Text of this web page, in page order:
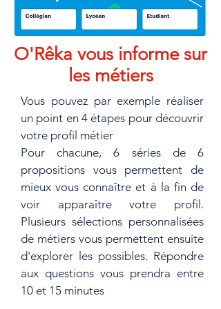
O'Rêka vous informe sur
les métiers
Vous pouvez par exemple réaliser
un point en 4 étapes pour découvrir
votre profil métier
Pour chacune, 6 séries de 6
propositions vous permettent de
mieux vous connaître et à la fin de
voir apparaître votre profil.
Plusieurs sélections personnalisées
de métiers vous permettent ensuite
d'explorer les possibles. Répondre
aux questions vous prendra entre
10 et 15 minutes